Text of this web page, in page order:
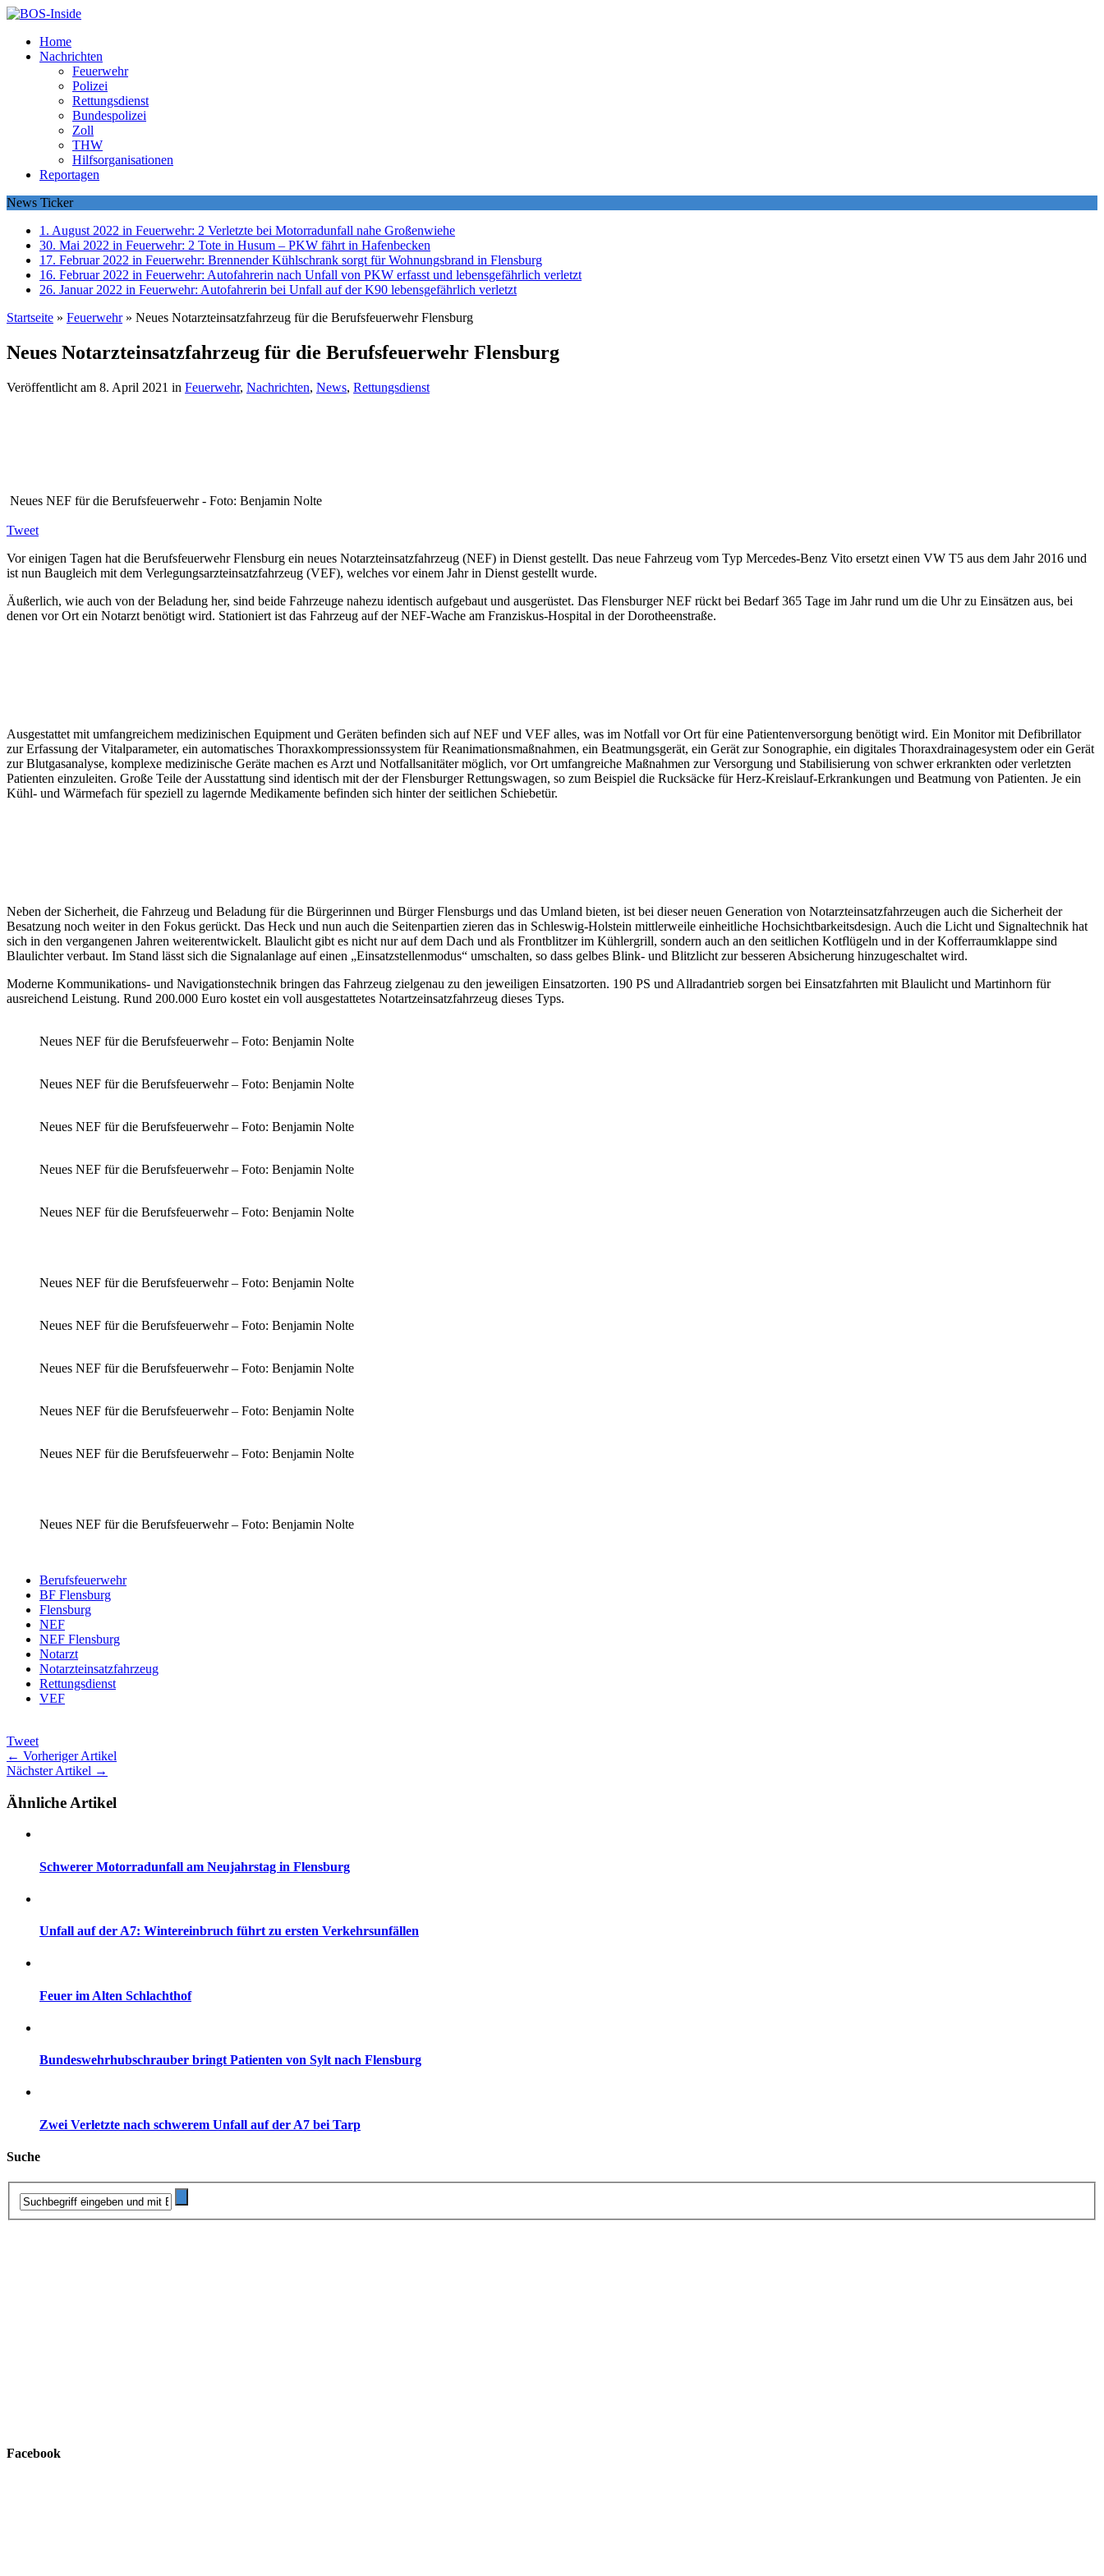
Home
Nachrichten
Feuerwehr
Polizei
Rettungsdienst
Bundespolizei
Zoll
THW
Hilfsorganisationen
Reportagen
News Ticker
1. August 2022 in Feuerwehr: 2 Verletzte bei Motorradunfall nahe Großenwiehe
30. Mai 2022 in Feuerwehr: 2 Tote in Husum – PKW fährt in Hafenbecken
17. Februar 2022 in Feuerwehr: Brennender Kühlschrank sorgt für Wohnungsbrand in Flensburg
16. Februar 2022 in Feuerwehr: Autofahrerin nach Unfall von PKW erfasst und lebensgefährlich verletzt
26. Januar 2022 in Feuerwehr: Autofahrerin bei Unfall auf der K90 lebensgefährlich verletzt
Startseite » Feuerwehr » Neues Notarzteinsatzfahrzeug für die Berufsfeuerwehr Flensburg
Neues Notarzteinsatzfahrzeug für die Berufsfeuerwehr Flensburg
Veröffentlicht am 8. April 2021 in Feuerwehr, Nachrichten, News, Rettungsdienst
Neues NEF für die Berufsfeuerwehr - Foto: Benjamin Nolte
Tweet
Vor einigen Tagen hat die Berufsfeuerwehr Flensburg ein neues Notarzteinsatzfahrzeug (NEF) in Dienst gestellt. Das neue Fahrzeug vom Typ Mercedes-Benz Vito ersetzt einen VW T5 aus dem Jahr 2016 und
ist nun Baugleich mit dem Verlegungsarzteinsatzfahrzeug (VEF), welches vor einem Jahr in Dienst gestellt wurde.
Äußerlich, wie auch von der Beladung her, sind beide Fahrzeuge nahezu identisch aufgebaut und ausgerüstet. Das Flensburger NEF rückt bei Bedarf 365 Tage im Jahr rund um die Uhr zu Einsätzen aus, bei
denen vor Ort ein Notarzt benötigt wird. Stationiert ist das Fahrzeug auf der NEF-Wache am Franziskus-Hospital in der Dorotheenstraße.
Ausgestattet mit umfangreichem medizinischen Equipment und Geräten befinden sich auf NEF und VEF alles, was im Notfall vor Ort für eine Patientenversorgung benötigt wird. Ein Monitor mit Defibrillator
zur Erfassung der Vitalparameter, ein automatisches Thoraxkompressionssystem für Reanimationsmaßnahmen, ein Beatmungsgerät, ein Gerät zur Sonographie, ein digitales Thoraxdrainagesystem oder ein Gerät
zur Blutgasanalyse, komplexe medizinische Geräte machen es Arzt und Notfallsanitäter möglich, vor Ort umfangreiche Maßnahmen zur Versorgung und Stabilisierung von schwer erkrankten oder verletzten
Patienten einzuleiten. Große Teile der Ausstattung sind identisch mit der der Flensburger Rettungswagen, so zum Beispiel die Rucksäcke für Herz-Kreislauf-Erkrankungen und Beatmung von Patienten. Je ein
Kühl- und Wärmefach für speziell zu lagernde Medikamente befinden sich hinter der seitlichen Schiebetür.
Neben der Sicherheit, die Fahrzeug und Beladung für die Bürgerinnen und Bürger Flensburgs und das Umland bieten, ist bei dieser neuen Generation von Notarzteinsatzfahrzeugen auch die Sicherheit der
Besatzung noch weiter in den Fokus gerückt. Das Heck und nun auch die Seitenpartien zieren das in Schleswig-Holstein mittlerweile einheitliche Hochsichtbarkeitsdesign. Auch die Licht und Signaltechnik hat
sich in den vergangenen Jahren weiterentwickelt. Blaulicht gibt es nicht nur auf dem Dach und als Frontblitzer im Kühlergrill, sondern auch an den seitlichen Kotflügeln und in der Kofferraumklappe sind
Blaulichter verbaut. Im Stand lässt sich die Signalanlage auf einen „Einsatzstellenmodus“ umschalten, so dass gelbes Blink- und Blitzlicht zur besseren Absicherung hinzugeschaltet wird.
Moderne Kommunikations- und Navigationstechnik bringen das Fahrzeug zielgenau zu den jeweiligen Einsatzorten. 190 PS und Allradantrieb sorgen bei Einsatzfahrten mit Blaulicht und Martinhorn für
ausreichend Leistung. Rund 200.000 Euro kostet ein voll ausgestattetes Notartzeinsatzfahrzeug dieses Typs.
Neues NEF für die Berufsfeuerwehr – Foto: Benjamin Nolte
Neues NEF für die Berufsfeuerwehr – Foto: Benjamin Nolte
Neues NEF für die Berufsfeuerwehr – Foto: Benjamin Nolte
Neues NEF für die Berufsfeuerwehr – Foto: Benjamin Nolte
Neues NEF für die Berufsfeuerwehr – Foto: Benjamin Nolte
Neues NEF für die Berufsfeuerwehr – Foto: Benjamin Nolte
Neues NEF für die Berufsfeuerwehr – Foto: Benjamin Nolte
Neues NEF für die Berufsfeuerwehr – Foto: Benjamin Nolte
Neues NEF für die Berufsfeuerwehr – Foto: Benjamin Nolte
Neues NEF für die Berufsfeuerwehr – Foto: Benjamin Nolte
Neues NEF für die Berufsfeuerwehr – Foto: Benjamin Nolte
Berufsfeuerwehr
BF Flensburg
Flensburg
NEF
NEF Flensburg
Notarzt
Notarzteinsatzfahrzeug
Rettungsdienst
VEF
Tweet
← Vorheriger Artikel
Nächster Artikel →
Ähnliche Artikel
Schwerer Motorradunfall am Neujahrstag in Flensburg
Unfall auf der A7: Wintereinbruch führt zu ersten Verkehrsunfällen
Feuer im Alten Schlachthof
Bundeswehrhubschrauber bringt Patienten von Sylt nach Flensburg
Zwei Verletzte nach schwerem Unfall auf der A7 bei Tarp
Suche
Facebook